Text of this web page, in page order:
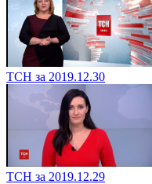
ТСН за 2019.12.30
ТСН за 2019.12.29